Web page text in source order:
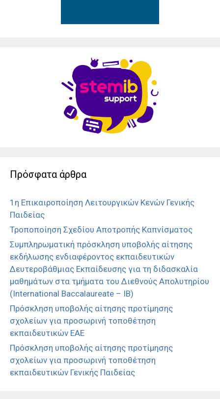
Πρόσφατα άρθρα
1η Επικαιροποίηση Λειτουργικών Κενών Γενικής
Παιδείας
Τροποποίηση Σχεδίου Αποτροπής Καπνίσματος
Συμπληρωματική πρόσκληση υποβολής αίτησης
εκδήλωσης ενδιαφέροντος εκπαιδευτικών
Δευτεροβάθμιας Εκπαίδευσης για τη διδασκαλία
μαθημάτων στα τμήματα του Διεθνούς Απολυτηρίου
(International Baccalaureate – IB)
Πρόσκληση υποβολής αίτησης προτίμησης
σχολείων για προσωρινή τοποθέτηση
εκπαιδευτικών ΕΑΕ
Πρόσκληση υποβολής αίτησης προτίμησης
σχολείων για προσωρινή τοποθέτηση
εκπαιδευτικών Γενικής Παιδείας